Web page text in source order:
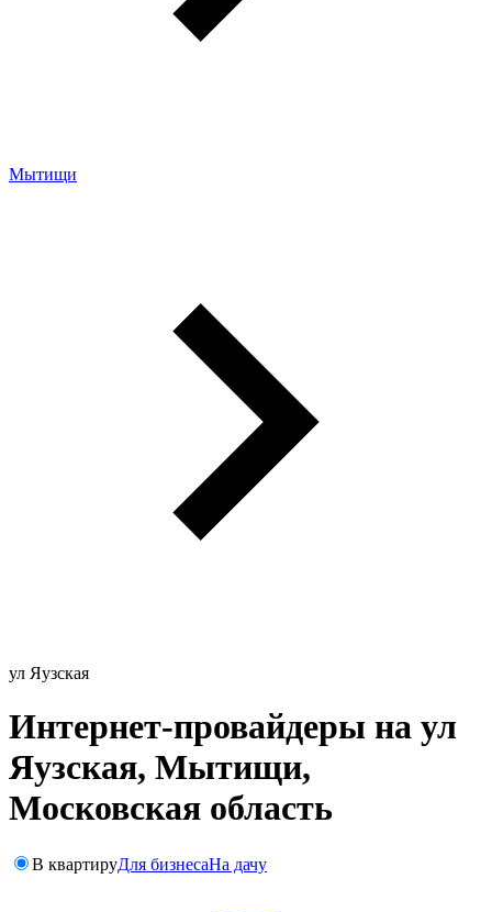
Мытищи
ул Яузская
Интернет-провайдеры на ул
Яузская, Мытищи,
Московская область
В квартируДля бизнесаНа дачу